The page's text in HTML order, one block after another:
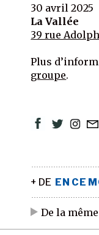
30 avril 2025
La Vallée
39 rue
Plus
groupe.
+ DE EN CE
De la